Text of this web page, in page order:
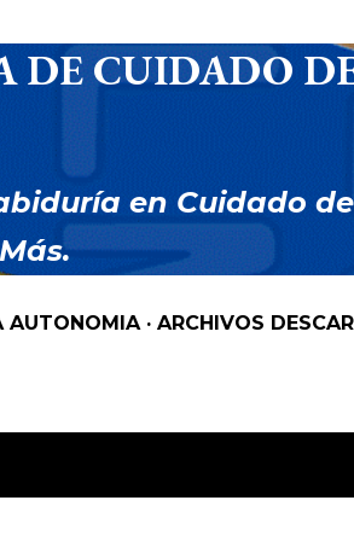
DE CUIDADO
en Cuidado
AUTONOMIA ARCHIVOS